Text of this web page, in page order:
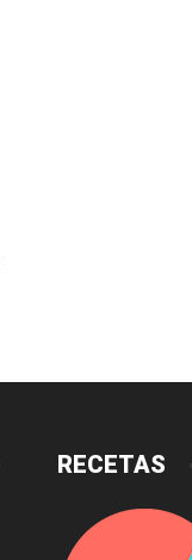
RECETAS